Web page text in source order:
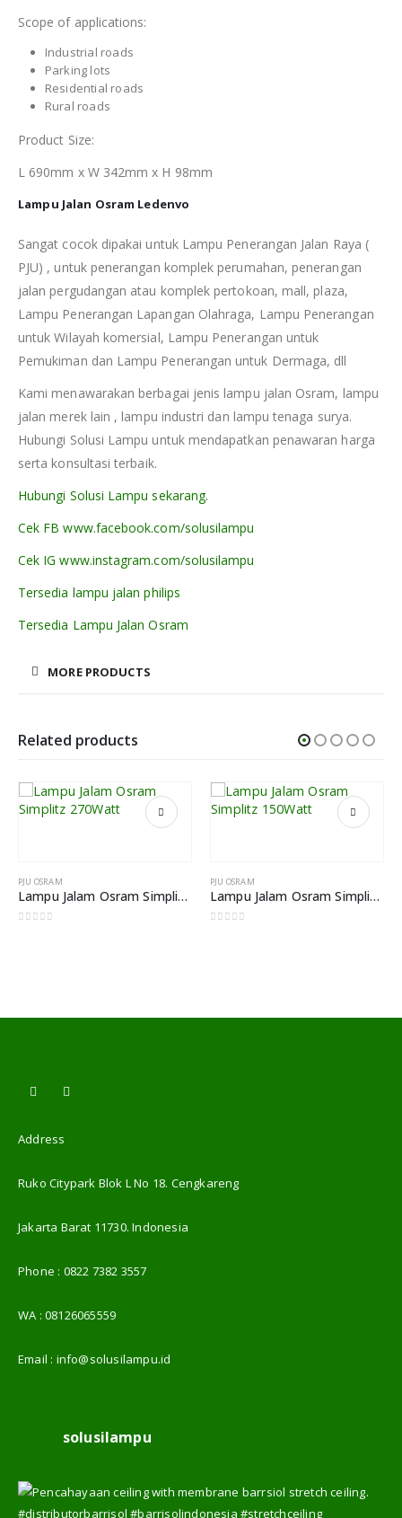
Scope of applications:
Industrial roads
Parking lots
Residential roads
Rural roads
Product Size:
L 690mm x W 342mm x H 98mm
Lampu Jalan Osram Ledenvo
Sangat cocok dipakai untuk Lampu Penerangan Jalan Raya (
PJU) , untuk penerangan komplek perumahan, penerangan
jalan pergudangan atau komplek pertokoan, mall, plaza,
Lampu Penerangan Lapangan Olahraga, Lampu Penerangan
untuk Wilayah komersial, Lampu Penerangan untuk
Pemukiman dan Lampu Penerangan untuk Dermaga, dll
Kami menawarakan berbagai jenis lampu jalan Osram, lampu
jalan merek lain , lampu industri dan lampu tenaga surya.
Hubungi Solusi Lampu untuk mendapatkan penawaran harga
serta konsultasi terbaik.
Hubungi Solusi Lampu sekarang.
Cek FB www.facebook.com/solusilampu
Cek IG www.instagram.com/solusilampu
Tersedia lampu jalan philips
Tersedia Lampu Jalan Osram
MORE PRODUCTS
Related products
PJU OSRAM
Lampu Jalam Osram Simplitz 270Watt
PJU OSRAM
Lampu Jalam Osram Simplitz 150Watt
Address
Ruko Citypark Blok L No 18. Cengkareng
Jakarta Barat 11730. Indonesia
Phone : 0822 7382 3557
WA :08126065559
Email : info@solusilampu.id
solusilampu